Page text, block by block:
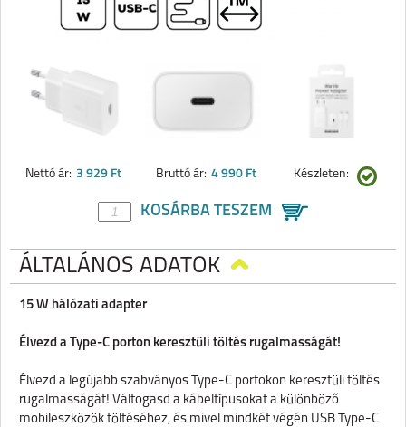
Nettó ár: 3 929 Ft Bruttó ár: 4 990 Ft Készleten:
KOSÁRBA TESZEM
ÁLTALÁNOS ADATOK
15 W hálózati adapter
Élvezd a Type-C porton keresztüli töltés rugalmasságát!
Élvezd a legújabb szabványos Type-C portokon keresztüli töltés
rugalmasságát! Váltogasd a kábeltípusokat a különböző
mobileszközök töltéséhez, és mivel mindkét végén USB Type-C